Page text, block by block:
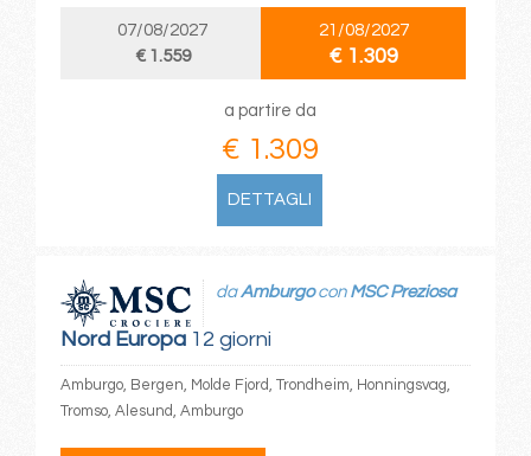
07/08/2027
€ 1.559
21/08/2027
€ 1.309
a partire da
€ 1.309
DETTAGLI
Nord Europa12 giorni
daAmburgocon MSC Preziosa
Amburgo, Bergen, Molde Fjord, Trondheim, Honningsvag,
Tromso, Alesund, Amburgo